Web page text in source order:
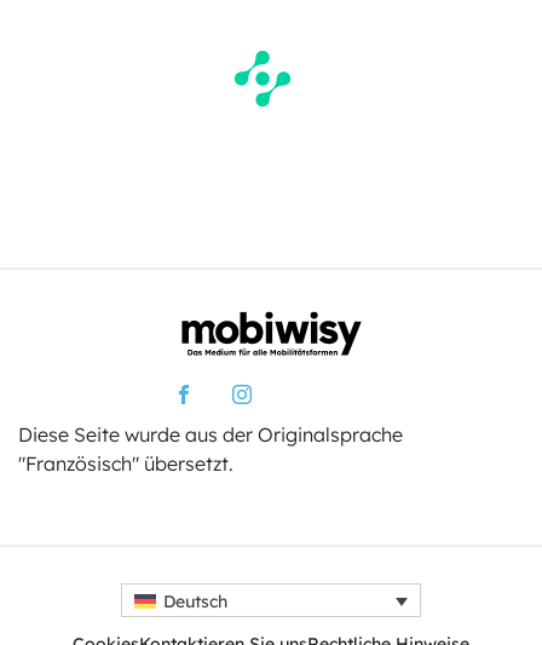
Diese Seite wurde aus der Originalsprache
"Französisch" übersetzt.
Deutsch